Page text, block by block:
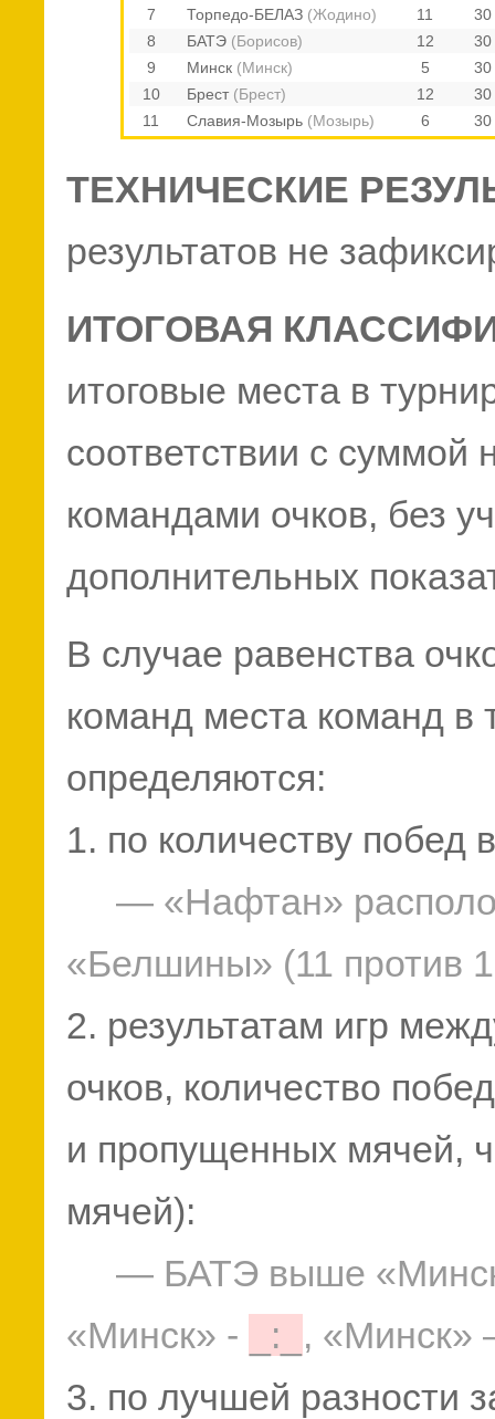
7
Торпедо-БЕЛАЗ (Жодино) 11
30
8
БАТЭ (Борисов) 12
30
9
Минск (Минск) 5
30
10
Брест (Брест) 12
30
11
Славия-Мозырь (Мозырь) 6 30
ТЕХНИЧЕСКИЕ
результатов не
ИТОГОВАЯ
итоговые места в
соответствии с суммой
командами очков, без
дополнительных
В случае равенства
команд места команд в
определяются:
1. по количеству побед
— «Нафтан»
«Белшины» (11 против
2. результатам игр
очков, количество
и пропущенных мячей,
мячей):
— БАТЭ выше
«Минск» -
_:_
,
3. по лучшей разности